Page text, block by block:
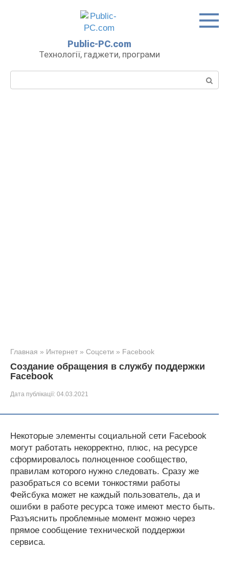
Public-PC.com
Технології, гаджети, програми
Главная » Интернет » Соцсети » Facebook
Создание обращения в службу поддержки
Facebook
Дата публікації: 04.03.2021
Некоторые элементы социальной сети Facebook
могут работать некорректно, плюс, на ресурсе
сформировалось полноценное сообщество,
правилам которого нужно следовать. Сразу же
разобраться со всеми тонкостями работы
Фейсбука может не каждый пользователь, да и
ошибки в работе ресурса тоже имеют место быть.
Разъяснить проблемные момент можно через
прямое сообщение технической поддержки
сервиса.